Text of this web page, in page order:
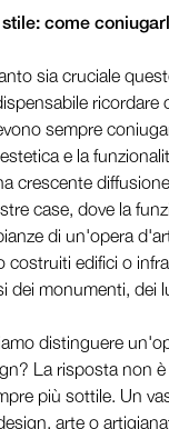
come
sia cruciale
ricordare
sempre
e la
crescente
case, dove la
di un'opera
costruiti edifici o
dei monumenti, dei
distinguere
La risposta non è
più sottile. Un
arte o